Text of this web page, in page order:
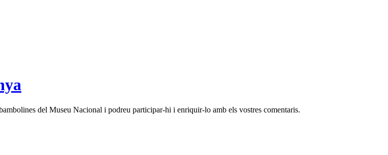
del Museu Nacional i podreu participar-hi i enriquir-lo amb els vostres comentaris.